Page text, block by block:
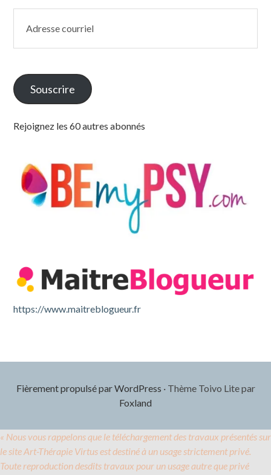
courriel
Souscrire
Rejoignez les 60 autres abonnés
https://www.maitreblogueur.fr
Fièrement propulsé par WordPress ·Thème Toivo Lite par
Foxland
« Nous vous rappelons que le téléchargement des travaux présentés sur
le site Art-Thérapie Virtus est destiné à un usage strictement privé.
Toute reproduction desdits travaux pour un usage autre que privé